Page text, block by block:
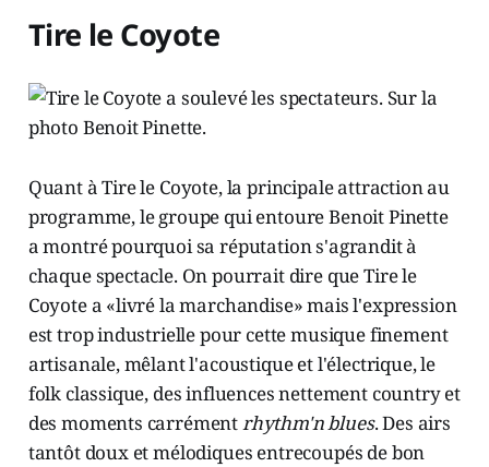
Tire le Coyote
Quant à Tire le Coyote, la principale attraction au
programme, le groupe qui entoure Benoit Pinette
a montré pourquoi sa réputation s'agrandit à
chaque spectacle. On pourrait dire que Tire le
Coyote a «livré la marchandise» mais l'expression
est trop industrielle pour cette musique finement
artisanale, mêlant l'acoustique et l'électrique, le
folk classique, des influences nettement country et
des moments carrémentrhythm'n blues. Des airs
tantôt doux et mélodiques entrecoupés de bon